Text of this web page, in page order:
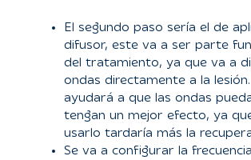
El segundo paso sería el de
difusor, este va a ser parte
del tratamiento, ya que va a
ondas directamente a la lesión.
ayudará a que las ondas
tengan un mejor efecto, ya
usarlo tardaría más la
Se va a configurar la